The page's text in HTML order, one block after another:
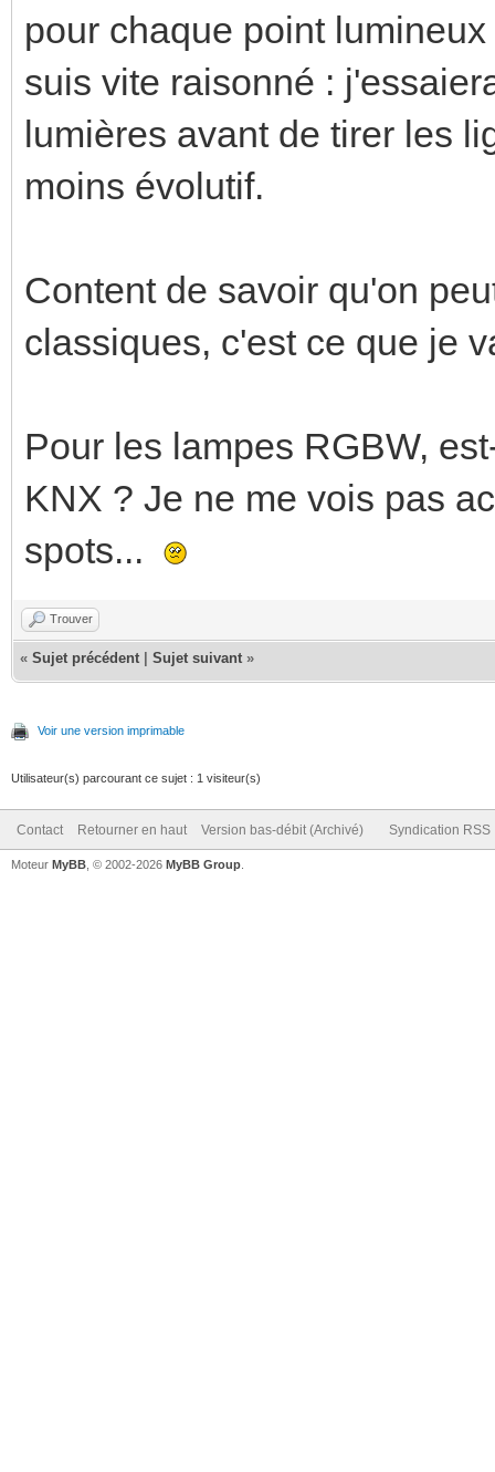
pour chaque point
suis vite raisonné :
lumières avant de tirer les
moins évolutif.
Content de savoir qu'on
classiques, c'est ce que je
Pour les lampes RGBW,
KNX ? Je ne me vois pas
spots...
Trouver
« Sujet précédent Sujet suivant »
Voir une version imprimable
Utilisateur(s) parcourant ce sujet : 1 visiteur(s)
Contact Retourner en haut Version bas-débit (Archivé) Syndication RSS
Moteur MyBB , © 2002-2026 MyBB Group